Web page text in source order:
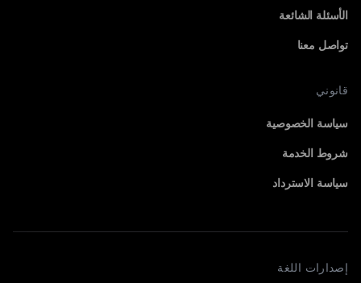
الأسئلة الشائعة
تواصل معنا
قانوني
سياسة الخصوصية
شروط الخدمة
سياسة الاسترداد
إصدارات اللغة
اختر أداة لبدء الإنشاء